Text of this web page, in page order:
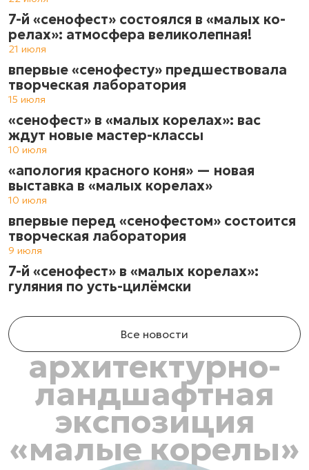
7-й «сенофест» состоялся в «ма­лых ко­
ре­лах»: атмос­фе­ра ве­ли­ко­леп­ная!
21 июля
впервые «сенофесту» предшествовала
творческая лаборатория
15 июля
«сенофест» в «малых корелах»: вас
ждут новые мастер-классы
10 июля
«апология красного коня» — новая
выставка в «малых корелах»
10 июля
впервые перед «сенофестом» состоится
творческая лаборатория
9 июля
7-й «сенофест» в «малых корелах»:
гуляния по усть-цилёмски
Все новости
архитектурно-
ландшафтная
экспозиция
«малые корелы»